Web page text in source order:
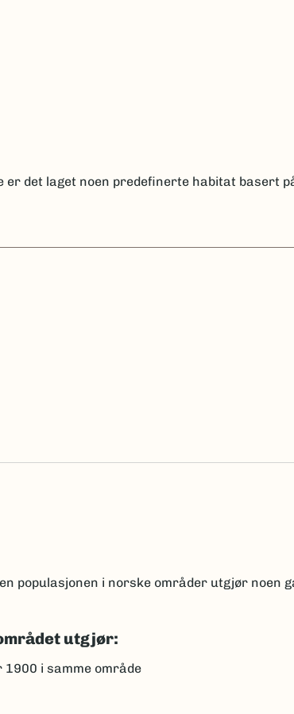
er det laget noen predefinerte habitat basert
populasjonen i norske områder utgjør noen
utgjør:
i samme område